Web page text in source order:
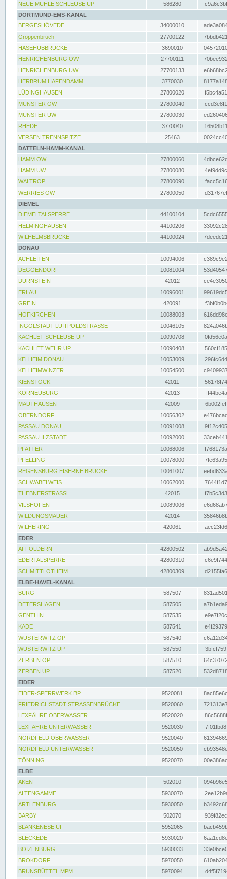
NEUE MÜHLE SCHLEUSE UP
586280
DORTMUND-EMS-KANAL
BERGESHÖVEDE
34000010
Groppenbruch
27700122
HASEHUBBRÜCKE
3690010
HENRICHENBURG OW
27700111
HENRICHENBURG UW
27700133
HERBRUM HAFENDAMM
3770030
LÜDINGHAUSEN
27800020
MÜNSTER OW
27800040
MÜNSTER UW
27800030
RHEDE
3770040
VERSEN TRENNSPITZE
25463
DATTELN-HAMM-KANAL
HAMM OW
27800060
HAMM UW
27800080
WALTROP
27800090
WERRIES OW
27800050
DIEMEL
DIEMELTALSPERRE
44100104
HELMINGHAUSEN
44100206
WILHELMSBRÜCKE
44100024
DONAU
ACHLEITEN
10094006
DEGGENDORF
10081004
DÜRNSTEIN
42012
ERLAU
10096001
GREIN
420091
HOFKIRCHEN
10088003
INGOLSTADT LUITPOLDSTRASSE
10046105
KACHLET SCHLEUSE UP
10090708
KACHLET WEHR UP
10090408
KELHEIM DONAU
10053009
KELHEIMWINZER
10054500
KIENSTOCK
42011
KORNEUBURG
42013
MAUTHAUSEN
42009
OBERNDORF
10056302
PASSAU DONAU
10091008
PASSAU ILZSTADT
10092000
PFATTER
10068006
PFELLING
10078000
REGENSBURG EISERNE BRÜCKE
10061007
SCHWABELWEIS
10062000
THEBNERSTRASSL
42015
VILSHOFEN
10089006
WILDUNGSMAUER
42014
WILHERING
420061
EDER
AFFOLDERN
42800502
EDERTALSPERRE
42800310
SCHMITTLOTHEIM
42800309
ELBE-HAVEL-KANAL
BURG
587507
DETERSHAGEN
587505
GENTHIN
587535
KADE
587541
WUSTERWITZ OP
587540
WUSTERWITZ UP
587550
ZERBEN OP
587510
ZERBEN UP
587520
EIDER
EIDER-SPERRWERK BP
9520081
FRIEDRICHSTADT STRASSENBRÜCKE
9520060
LEXFÄHRE OBERWASSER
9520020
LEXFÄHRE UNTERWASSER
9520030
NORDFELD OBERWASSER
9520040
NORDFELD UNTERWASSER
9520050
TÖNNING
9520070
ELBE
AKEN
502010
ALTENGAMME
5930070
ARTLENBURG
5930050
BARBY
502070
BLANKENESE UF
5952065
BLECKEDE
5930020
BOIZENBURG
5930033
BROKDORF
5970050
BRUNSBÜTTEL MPM
5970094